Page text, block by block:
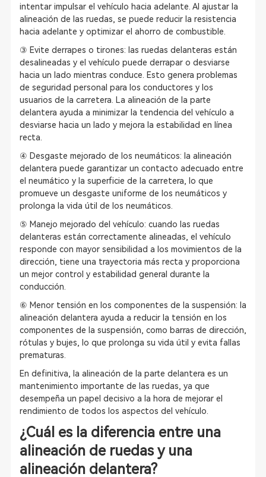
intentar impulsar el vehículo hacia adelante. Al ajustar la
alineación de las ruedas, se puede reducir la resistencia
hacia adelante y optimizar el ahorro de combustible.
③ Evite derrapes o tirones: las ruedas delanteras están
desalineadas y el vehículo puede derrapar o desviarse
hacia un lado mientras conduce. Esto genera problemas
de seguridad personal para los conductores y los
usuarios de la carretera. La alineación de la parte
delantera ayuda a minimizar la tendencia del vehículo a
desviarse hacia un lado y mejora la estabilidad en línea
recta.
④ Desgaste mejorado de los neumáticos: la alineación
delantera puede garantizar un contacto adecuado entre
el neumático y la superficie de la carretera, lo que
promueve un desgaste uniforme de los neumáticos y
prolonga la vida útil de los neumáticos.
⑤ Manejo mejorado del vehículo: cuando las ruedas
delanteras están correctamente alineadas, el vehículo
responde con mayor sensibilidad a los movimientos de la
dirección, tiene una trayectoria más recta y proporciona
un mejor control y estabilidad general durante la
conducción.
⑥ Menor tensión en los componentes de la suspensión: la
alineación delantera ayuda a reducir la tensión en los
componentes de la suspensión, como barras de dirección,
rótulas y bujes, lo que prolonga su vida útil y evita fallas
prematuras.
En definitiva, la alineación de la parte delantera es un
mantenimiento importante de las ruedas, ya que
desempeña un papel decisivo a la hora de mejorar el
rendimiento de todos los aspectos del vehículo.
¿Cuál es la diferencia entre una
alineación de ruedas y una
alineación delantera?